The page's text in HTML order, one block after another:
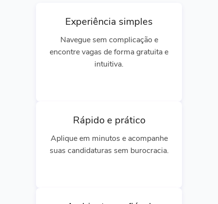
Experiência simples
Navegue sem complicação e
encontre vagas de forma gratuita e
intuitiva.
Rápido e prático
Aplique em minutos e acompanhe
suas candidaturas sem burocracia.